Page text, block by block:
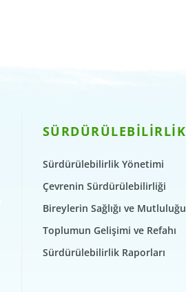
SÜRDÜRÜLEBİLİRLİK
Sürdürülebilirlik Yönetimi
Çevrenin Sürdürülebilirliği
Bireylerin Sağlığı ve Mutluluğu
Toplumun Gelişimi ve Refahı
Sürdürülebilirlik Raporları